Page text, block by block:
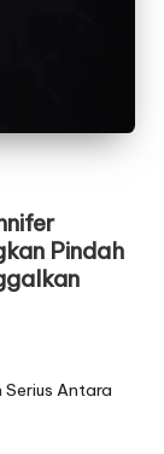
Pindah
Serius Antara